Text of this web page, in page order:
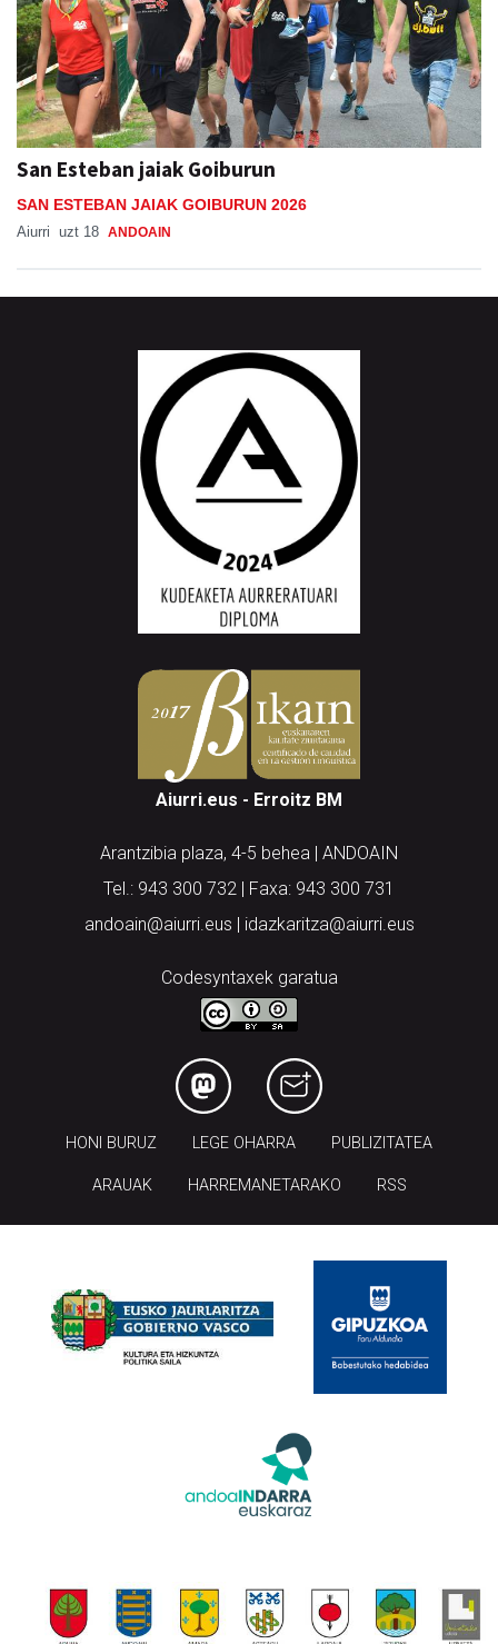
San Esteban jaiak Goiburun
SAN ESTEBAN JAIAK GOIBURUN 2026
Aiurri uzt 18 ANDOAIN
Aiurri.eus - Erroitz BM
Arantzibia plaza, 4-5 behea | ANDOAIN
Tel.: 943 300 732 | Faxa: 943 300 731
andoain@aiurri.eus | idazkaritza@aiurri.eus
Codesyntaxek garatua
HONI BURUZ LEGE OHARRA PUBLIZITATEA
ARAUAK HARREMANETARAKO RSS